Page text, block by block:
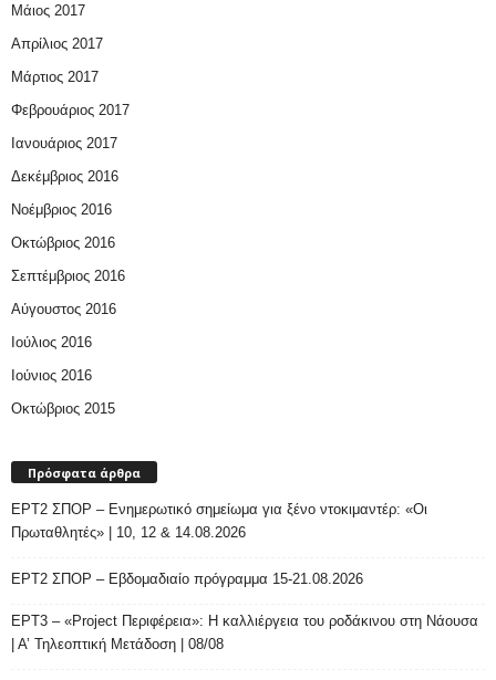
Μάιος 2017
Απρίλιος 2017
Μάρτιος 2017
Φεβρουάριος 2017
Ιανουάριος 2017
Δεκέμβριος 2016
Νοέμβριος 2016
Οκτώβριος 2016
Σεπτέμβριος 2016
Αύγουστος 2016
Ιούλιος 2016
Ιούνιος 2016
Οκτώβριος 2015
Πρόσφατα άρθρα
ΕΡΤ2 ΣΠΟΡ – Ενημερωτικό σημείωμα για ξένο ντοκιμαντέρ: «Οι
Πρωταθλητές» | 10, 12 & 14.08.2026
ΕΡΤ2 ΣΠΟΡ – Εβδομαδιαίο πρόγραμμα 15-21.08.2026
ΕΡΤ3 – «Project Περιφέρεια»: Η καλλιέργεια του ροδάκινου στη Νάουσα
| Α’ Τηλεοπτική Μετάδοση | 08/08